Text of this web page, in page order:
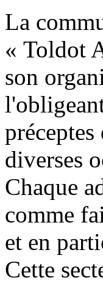
La
« Toldot
son
diverses
Chaque
comme
et en
Cette